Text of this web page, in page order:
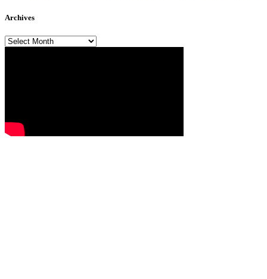
Archives
Archives